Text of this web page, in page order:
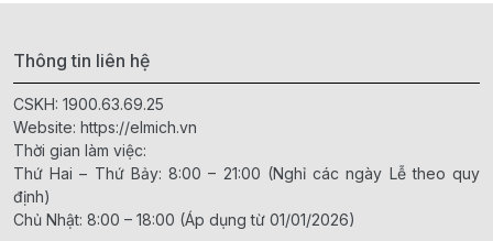
Thông tin liên hệ
CSKH: 1900.63.69.25
Website: https://elmich.vn
Thời gian làm việc:
Thứ Hai – Thứ Bảy: 8:00 – 21:00 (Nghỉ các ngày Lễ theo quy
định)
Chủ Nhật: 8:00 – 18:00 (Áp dụng từ 01/01/2026)